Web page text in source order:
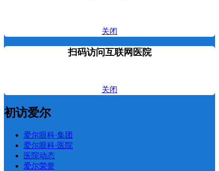
关闭
扫码访问互联网医院
关闭
初访爱尔
爱尔眼科·集团
爱尔眼科·医院
医院动态
爱尔荣誉